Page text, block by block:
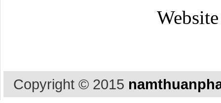
Copyright © 2015